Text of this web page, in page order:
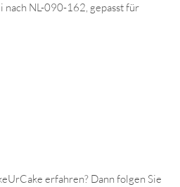
NL-090-162, gepasst für
erfahren? Dann folgen Sie